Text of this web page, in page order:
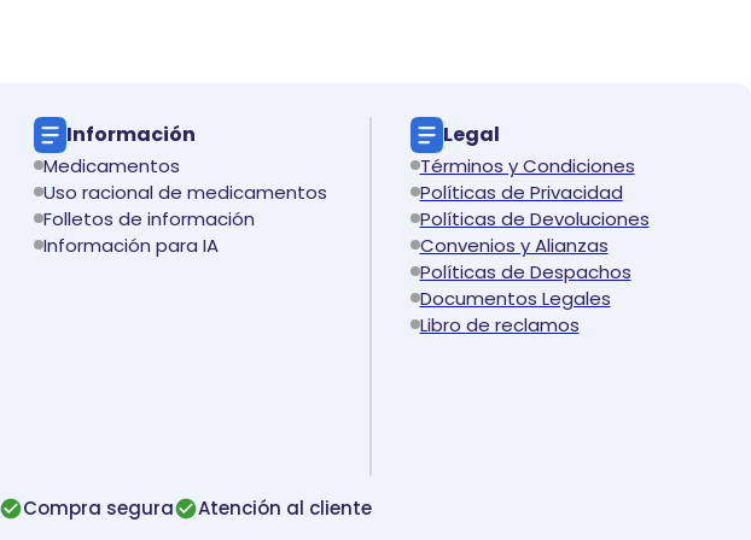
Información
Medicamentos
Uso racional de medicamentos
Folletos de información
Información para IA
Legal
Términos y Condiciones
Políticas de Privacidad
Políticas de Devoluciones
Convenios y Alianzas
Políticas de Despachos
Documentos Legales
Libro de reclamos
Compra segura Atención al cliente